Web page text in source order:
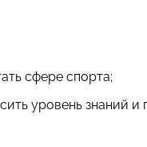
сфере спорта;
уровень знаний и